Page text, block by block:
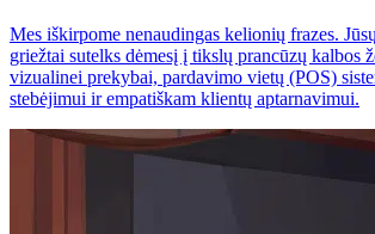
Mes iškirpome nenaudingas kelionių frazes.
griežtai sutelks dėmesį į tikslų prancūzų kalbos
vizualinei prekybai, pardavimo vietų (POS)
stebėjimui ir empatiškam klientų aptarnavimui.